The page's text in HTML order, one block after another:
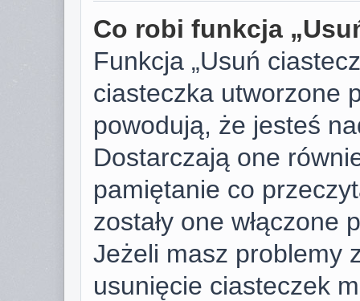
Co robi funkcja
Funkcja „Usuń
ciasteczka utworzone
powodują, że jesteś
Dostarczają one
pamiętanie co
zostały one
Jeżeli masz problemy
usunięcie ciasteczek